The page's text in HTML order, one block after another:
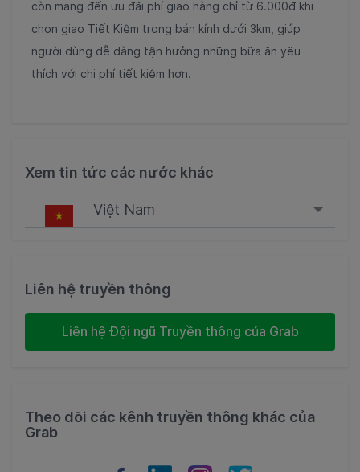
còn mang đến ưu đãi phí giao hàng chỉ từ 6.000đ khi
chọn giao Tiết Kiệm trong bán kính dưới 3km, giúp
người dùng dễ dàng tận hưởng những bữa ăn yêu
thích với chi phí tiết kiệm hơn.
Xem tin tức các nước khác
Việt Nam
Malaysia
Indonesia
Liên hệ truyền thông
Liên hệ Đội ngũ Truyền thông của Grab
Theo dõi các kênh truyền thông khác của
Grab